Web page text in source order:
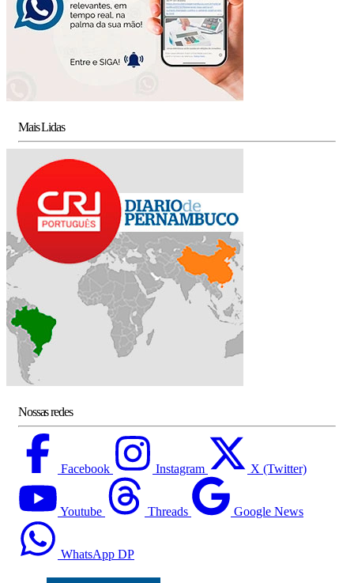
Mais Lidas
Nossas redes
Facebook Instagram X (Twitter)
Youtube Threads Google News
WhatsApp DP